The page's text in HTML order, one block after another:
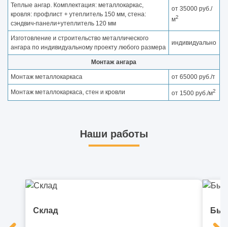
Теплые ангар. Комплектация: металлокаркас,
кровля: профлист + утеплитель 150 мм, стена:
сэндвич-панели+утеплитель 120 мм
от 35000 руб./
м2
Изготовление и строительство металлического
ангара по индивидуальному проекту любого размера
индивидуально
Монтаж ангара
Монтаж металлокаркаса от 65000 руб./т
Монтаж металлокаркаса, стен и кровли от 1500 руб./м2
Наши работы
Склад